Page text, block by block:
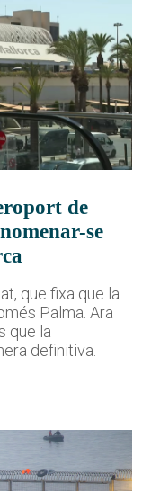
de
se
que fixa que la
Palma. Ara
que la
definitiva.